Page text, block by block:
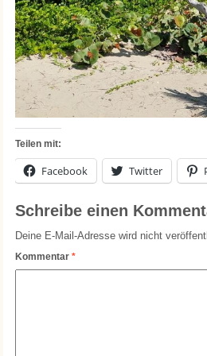
Teilen mit:
Facebook Twitter
Schreibe einen
Deine E-Mail-Adresse wird nicht
Kommentar *